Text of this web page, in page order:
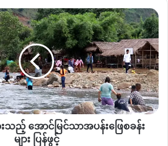
ရပ်စွန့်ခွာသူများ ပြန်လည်နေရာချထား
ခံအားပေးကြောင်း၊ မြန်မာနိုင်ငံဆိုင်ရာ
တ် ၆ ရက်နေ့တွင် သဘောထားထုတ်ပြန်
ာထောက်ထားမှုအဖွဲ့ KHCC ကလည်း စစ်
န် ကျေးရွာ ၁၇ ရွာကို ရွေးချယ်ထားပြီး
ျက်ဘဲ ရှိနေသောနေရာ၊ အစိုးရ ၂ ဖက်၏
ောစွာမသက်ရောက်သောနေရာ စသည်တို့
ည့် အောင်မြင်သာအပန်းဖြေစခန်း
များ ပြန်ဖွင့်